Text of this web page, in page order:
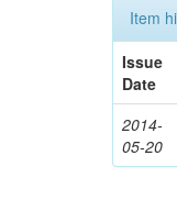
Item
Issue
Date
2014-
05-20